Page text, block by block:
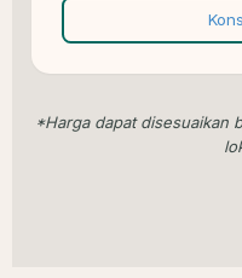
*Harga dapat disesuaikan